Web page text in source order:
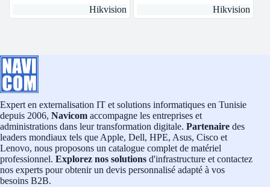
Hikvision
Hikvision
Expert en externalisation IT et solutions informatiques en Tunisie
depuis 2006, Navicom accompagne les entreprises et
administrations dans leur transformation digitale. Partenaire des
leaders mondiaux tels que Apple, Dell, HPE, Asus, Cisco et
Lenovo, nous proposons un catalogue complet de matériel
professionnel. Explorez nos solutions d'infrastructure et contactez
nos experts pour obtenir un devis personnalisé adapté à vos
besoins B2B.